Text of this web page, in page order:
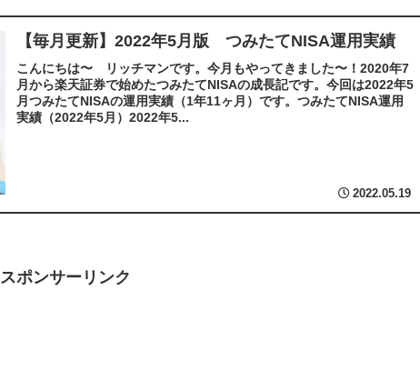
【毎月更新】2022年5月版 つみたてNISA運用実績
こんにちは〜 リッチマンです。今月もやってきました〜！2020年7
月から楽天証券で始めたつみたてNISAの成長記です。今回は2022年5
月つみたてNISAの運用実績（1年11ヶ月）です。つみたてNISA運用
実績（2022年5月）2022年5...
2022.05.19
スポンサーリンク